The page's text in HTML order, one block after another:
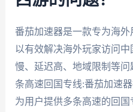
番茄加速器是一款专为海
以有效解决海外玩家访问
慢、延迟高、地域限制等
条高速回国专线:番茄加速
为用户提供多条高速的回